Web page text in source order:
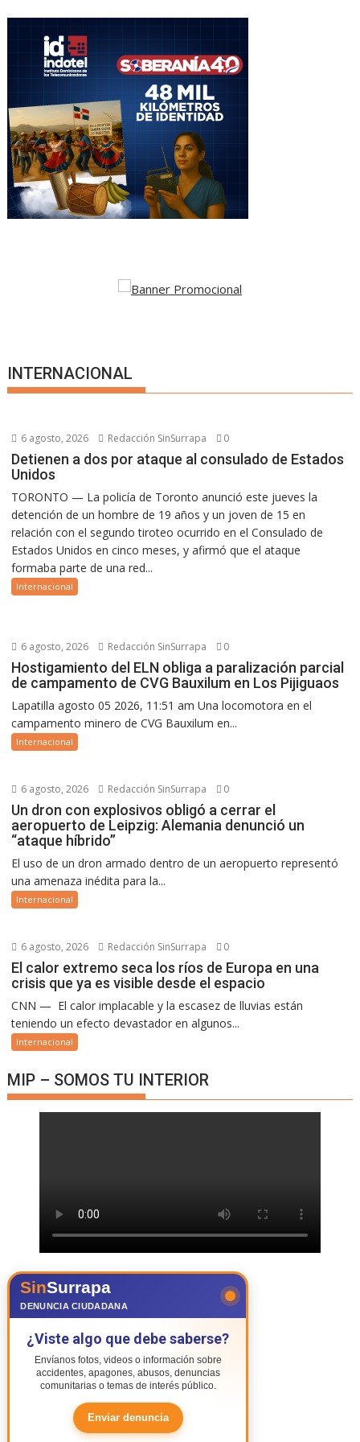
INTERNACIONAL
6 agosto, 2026 Redacción SinSurrapa 0
Detienen a dos por ataque al consulado de Estados
Unidos
TORONTO — La policía de Toronto anunció este jueves la
detención de un hombre de 19 años y un joven de 15 en
relación con el segundo tiroteo ocurrido en el Consulado de
Estados Unidos en cinco meses, y afirmó que el ataque
formaba parte de una red...
Internacional
6 agosto, 2026 Redacción SinSurrapa 0
Hostigamiento del ELN obliga a paralización parcial
de campamento de CVG Bauxilum en Los Pijiguaos
Lapatilla agosto 05 2026, 11:51 am Una locomotora en el
campamento minero de CVG Bauxilum en...
Internacional
6 agosto, 2026 Redacción SinSurrapa 0
Un dron con explosivos obligó a cerrar el
aeropuerto de Leipzig: Alemania denunció un
“ataque híbrido”
El uso de un dron armado dentro de un aeropuerto representó
una amenaza inédita para la...
Internacional
6 agosto, 2026 Redacción SinSurrapa 0
El calor extremo seca los ríos de Europa en una
crisis que ya es visible desde el espacio
CNN — El calor implacable y la escasez de lluvias están
teniendo un efecto devastador en algunos...
Internacional
MIP – SOMOS TU INTERIOR
SinSurrapa
DENUNCIA CIUDADANA
¿Viste algo que debe saberse?
Envíanos fotos, videos o información sobre
accidentes, apagones, abusos, denuncias
comunitarias o temas de interés público.
Enviar denuncia